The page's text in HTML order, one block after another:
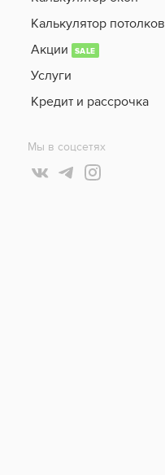
Калькулятор потолков
Акции
SALE
Услуги
Кредит и рассрочка
Мы в соцсетях